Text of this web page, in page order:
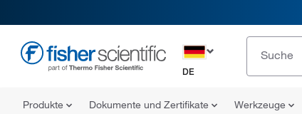
DE
Produkte Dokumente und Zertifikate Werkzeuge